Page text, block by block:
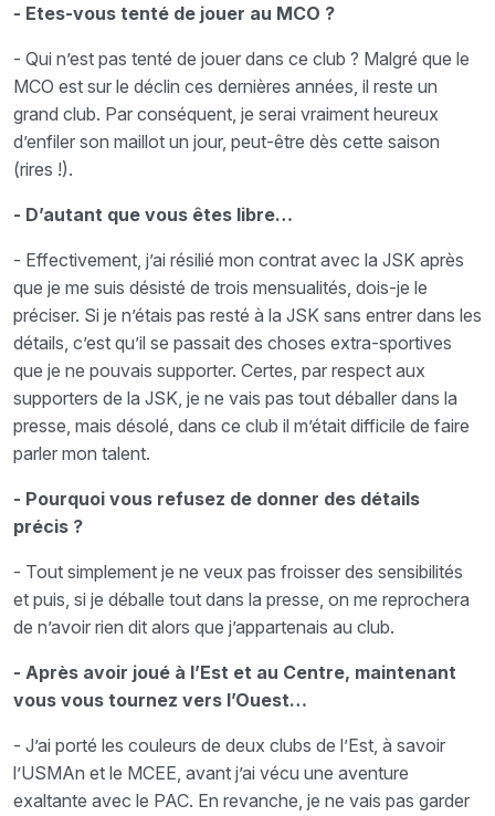
- Etes-vous tenté de jouer au MCO ?
- Qui n’est pas tenté de jouer dans ce club ? Malgré que le
MCO est sur le déclin ces dernières années, il reste un
grand club. Par conséquent, je serai vraiment heureux
d’enfiler son maillot un jour, peut-être dès cette saison
(rires !).
- D’autant que vous êtes libre…
- Effectivement, j’ai résilié mon contrat avec la JSK après
que je me suis désisté de trois mensualités, dois-je le
préciser. Si je n’étais pas resté à la JSK sans entrer dans les
détails, c’est qu’il se passait des choses extra-sportives
que je ne pouvais supporter. Certes, par respect aux
supporters de la JSK, je ne vais pas tout déballer dans la
presse, mais désolé, dans ce club il m’était difficile de faire
parler mon talent.
- Pourquoi vous refusez de donner des détails
précis ?
- Tout simplement je ne veux pas froisser des sensibilités
et puis, si je déballe tout dans la presse, on me reprochera
de n’avoir rien dit alors que j’appartenais au club.
- Après avoir joué à l’Est et au Centre, maintenant
vous vous tournez vers l’Ouest…
- J’ai porté les couleurs de deux clubs de l’Est, à savoir
l’USMAn et le MCEE, avant j’ai vécu une aventure
exaltante avec le PAC. En revanche, je ne vais pas garder